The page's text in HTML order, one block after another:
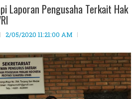
Laporan Pengusaha Terkait Hak
2/05/2020 11:21:00 AM